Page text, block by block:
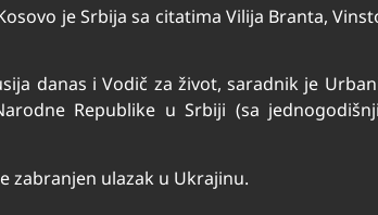
je Srbija sa citatima Vilija Branta,
danas i Vodič za život, saradnik je
Republike u Srbiji (sa
zabranjen ulazak u Ukrajinu.